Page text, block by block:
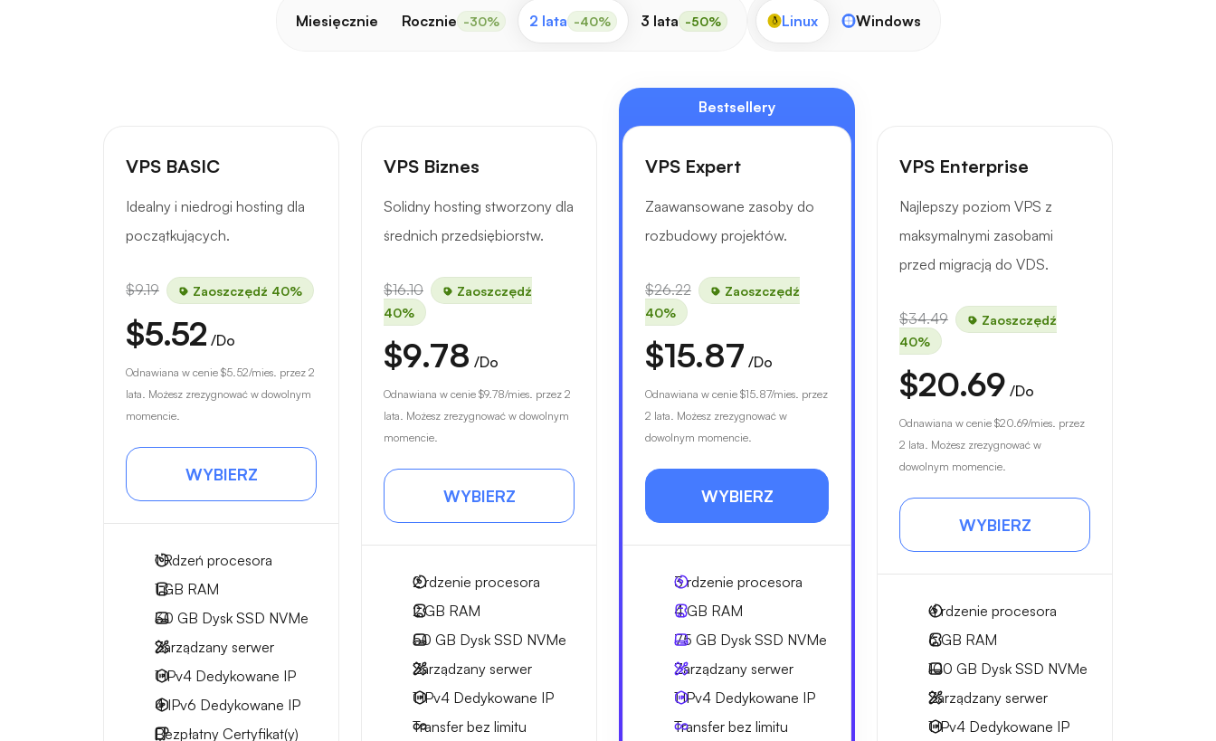
Miesięcznie Rocznie -30% 2 lata -40% 3 lata -50% Linux Windows
VPS BASIC
Idealny i niedrogi hosting dla
początkujących.
$9.19 Zaoszczędź 40%
$5.52 /Do
Odnawiana w cenie $5.52/mies. przez 2
lata. Możesz zrezygnować w dowolnym
momencie.
WYBIERZ
1Rdzeń procesora
1 GB RAM
30 GB Dysk SSD NVMe
Zarządzany serwer
1 IPv4 Dedykowane IP
4 IPv6 Dedykowane IP
Bezpłatny Certyfikat(y)
VPS Biznes
Solidny hosting stworzony dla
średnich przedsiębiorstw.
$16.10
Zaoszczędź
40%
$9.78 /Do
Odnawiana w cenie $9.78/mies. przez 2
lata. Możesz zrezygnować w dowolnym
momencie.
WYBIERZ
2rdzenie procesora
2 GB RAM
50 GB Dysk SSD NVMe
Zarządzany serwer
1 IPv4 Dedykowane IP
Transfer bez limitu
Bestsellery
VPS Expert
Zaawansowane zasoby do
rozbudowy projektów.
$26.22
Zaoszczędź
40%
$15.87 /Do
Odnawiana w cenie $15.87/mies. przez
2 lata. Możesz zrezygnować w
dowolnym momencie.
WYBIERZ
3rdzenie procesora
4 GB RAM
75 GB Dysk SSD NVMe
Zarządzany serwer
1 IPv4 Dedykowane IP
Transfer bez limitu
VPS Enterprise
Najlepszy poziom VPS z
maksymalnymi zasobami
przed migracją do VDS.
$34.49
Zaoszczędź
40%
$20.69 /Do
Odnawiana w cenie $20.69/mies. przez
2 lata. Możesz zrezygnować w
dowolnym momencie.
WYBIERZ
4rdzenie procesora
6 GB RAM
100 GB Dysk SSD NVMe
Zarządzany serwer
1 IPv4 Dedykowane IP